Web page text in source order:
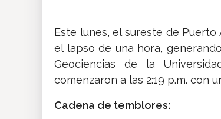
Este lunes, el sureste de
el lapso de una hora,
Geociencias de la
comenzaron a las 2:19 p.m. con
Cadena de temblores: